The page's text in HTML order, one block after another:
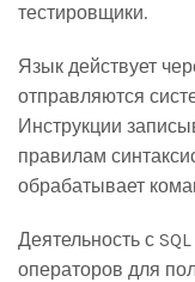
тестировщики.
Язык действует
отправляются
Инструкции
правилам
обрабатывает
Деятельность с
операторов для